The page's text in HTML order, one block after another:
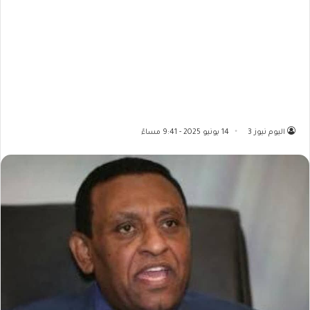
اليوم نيوز 3 14 يونيو 2025 - 9:41 مساءً